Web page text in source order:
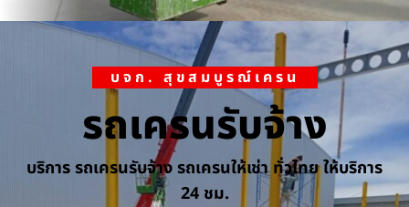
บจก. สุขสมบูรณ์เครน
รถเครนรับจ้าง
บริการ รถเครนรับจ้าง รถเครนให้เช่า ทั่วไทย ให้บริการ
24 ชม.